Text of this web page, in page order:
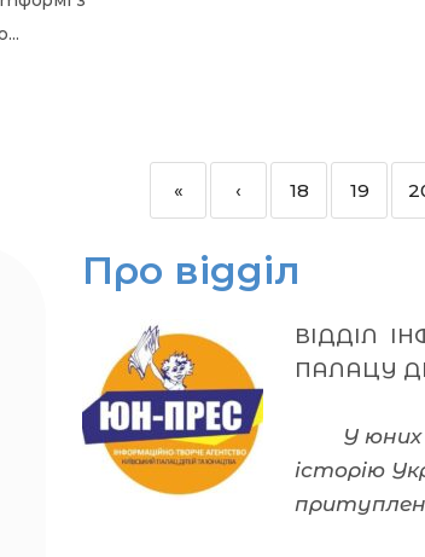
« ‹ 18 19
Про відділ
ВІДДІЛ
ПАЛАЦУ
У
історію